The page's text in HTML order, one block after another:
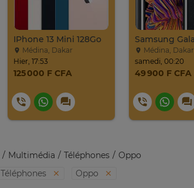
IPhone 13 Mini 128Go
Médina, Dakar
Hier, 17:53
125 000 F CFA
Médina, Dakar
samedi, 00:20
49 900 F CFA
Multimédia Téléphones
Oppo
Téléphones Oppo